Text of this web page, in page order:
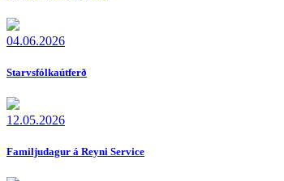
04.06.2026
Starvs­fólka­útferð
12.05.2026
Familjudagur á Reyni Service